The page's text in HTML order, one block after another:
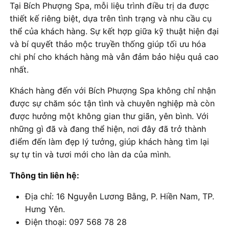
Tại Bích Phượng Spa, mỗi liệu trình điều trị da được
thiết kế riêng biệt, dựa trên tình trạng và nhu cầu cụ
thể của khách hàng. Sự kết hợp giữa kỹ thuật hiện đại
và bí quyết thảo mộc truyền thống giúp tối ưu hóa
chi phí cho khách hàng mà vẫn đảm bảo hiệu quả cao
nhất.
Khách hàng đến với Bích Phượng Spa không chỉ nhận
được sự chăm sóc tận tình và chuyên nghiệp mà còn
được hưởng một không gian thư giãn, yên bình. Với
những gì đã và đang thể hiện, nơi đây đã trở thành
điểm đến làm đẹp lý tưởng, giúp khách hàng tìm lại
sự tự tin và tươi mới cho làn da của mình.
Thông tin liên hệ:
Địa chỉ: 16 Nguyễn Lương Bằng, P. Hiền Nam, TP.
Hưng Yên.
Điện thoại: 097 568 78 28